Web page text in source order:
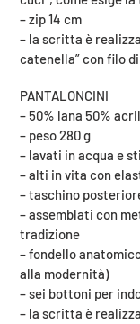
– zip 14 cm
– la scritta è
catenella” con filo
PANTALONCINI
– 50% lana 50%
– peso 280 g
– lavati in acqua e
– alti in vita con
– taschino
– assemblati con
tradizione
– fondello
alla modernità)
– sei bottoni per
– la scritta è